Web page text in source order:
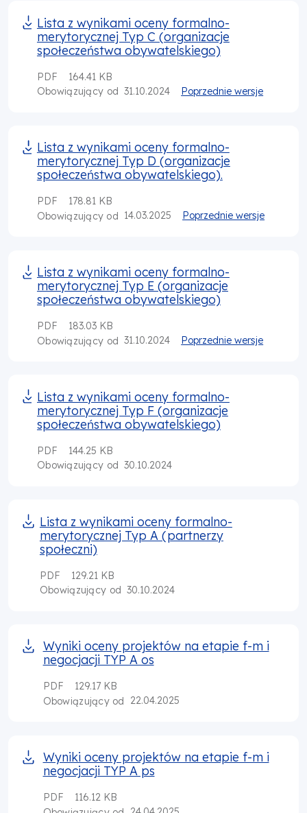
Lista z wynikami oceny formalno-
merytorycznej Typ C (organizacje
społeczeństwa obywatelskiego)
PDF
164.41 KB
Obowiązujący od 31.10.2024 Poprzednie wersje
Lista z wynikami oceny formalno-
merytorycznej Typ D (organizacje
społeczeństwa obywatelskiego).
PDF
178.81 KB
Obowiązujący od 14.03.2025 Poprzednie wersje
Lista z wynikami oceny formalno-
merytorycznej Typ E (organizacje
społeczeństwa obywatelskiego)
PDF
183.03 KB
Obowiązujący od 31.10.2024 Poprzednie wersje
Lista z wynikami oceny formalno-
merytorycznej Typ F (organizacje
społeczeństwa obywatelskiego)
PDF
144.25 KB
Obowiązujący od 30.10.2024
Lista z wynikami oceny formalno-
merytorycznej Typ A (partnerzy
społeczni)
PDF
129.21 KB
Obowiązujący od 30.10.2024
Wyniki oceny projektów na etapie f-m i
negocjacji TYP A os
PDF
129.17 KB
Obowiązujący od
22.04.2025
Wyniki oceny projektów na etapie f-m i
negocjacji TYP A ps
PDF
116.12 KB